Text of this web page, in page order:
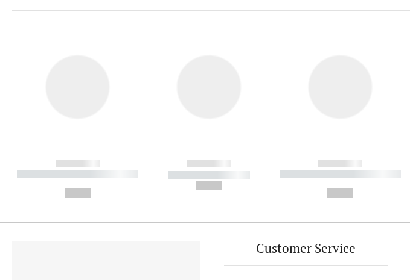
------------
----------- ----------- ----------
------------
----------- -----------
------------
----------- ----------- ----------
Customer Service